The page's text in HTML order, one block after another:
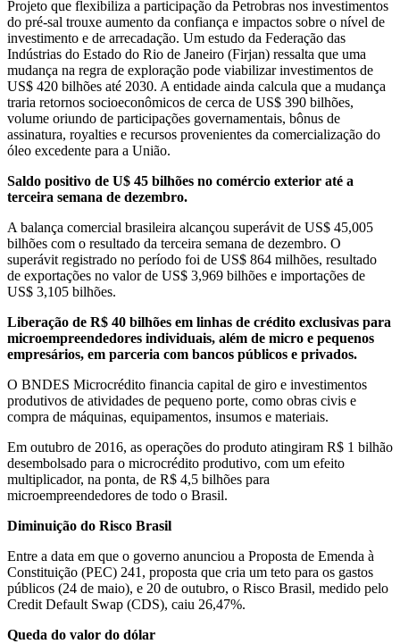
Projeto que flexibiliza a participação da Petrobras nos investimentos
do pré-sal trouxe aumento da confiança e impactos sobre o nível de
investimento e de arrecadação. Um estudo da Federação das
Indústrias do Estado do Rio de Janeiro (Firjan) ressalta que uma
mudança na regra de exploração pode viabilizar investimentos de
US$ 420 bilhões até 2030. A entidade ainda calcula que a mudança
traria retornos socioeconômicos de cerca de US$ 390 bilhões,
volume oriundo de participações governamentais, bônus de
assinatura, royalties e recursos provenientes da comercialização do
óleo excedente para a União.
Saldo positivo de U$ 45 bilhões no comércio exterior até a
terceira semana de dezembro.
A balança comercial brasileira alcançou superávit de US$ 45,005
bilhões com o resultado da terceira semana de dezembro. O
superávit registrado no período foi de US$ 864 milhões, resultado
de exportações no valor de US$ 3,969 bilhões e importações de
US$ 3,105 bilhões.
Liberação de R$ 40 bilhões em linhas de crédito exclusivas para
microempreendedores individuais, além de micro e pequenos
empresários, em parceria com bancos públicos e privados.
O BNDES Microcrédito financia capital de giro e investimentos
produtivos de atividades de pequeno porte, como obras civis e
compra de máquinas, equipamentos, insumos e materiais.
Em outubro de 2016, as operações do produto atingiram R$ 1 bilhão
desembolsado para o microcrédito produtivo, com um efeito
multiplicador, na ponta, de R$ 4,5 bilhões para
microempreendedores de todo o Brasil.
Diminuição do Risco Brasil
Entre a data em que o governo anunciou a Proposta de Emenda à
Constituição (PEC) 241, proposta que cria um teto para os gastos
públicos (24 de maio), e 20 de outubro, o Risco Brasil, medido pelo
Credit Default Swap (CDS), caiu 26,47%.
Queda do valor do dólar